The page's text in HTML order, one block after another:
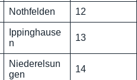
Nothfelden 12
Ippinghause
n
13
Niederelsun
gen
14